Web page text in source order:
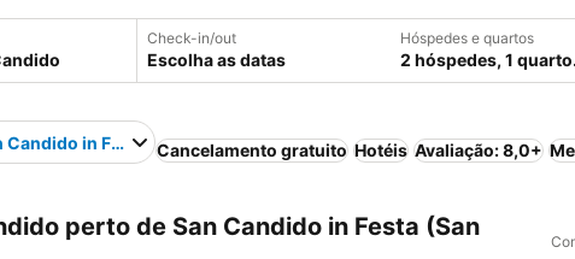
Check-in/out
Escolha as datas
Hóspedes e quartos
2 hóspedes, 1 quarto.
Candido in Festa Cancelamento gratuito Hotéis Avaliação: 8,0+
perto de San Candido in Festa (San